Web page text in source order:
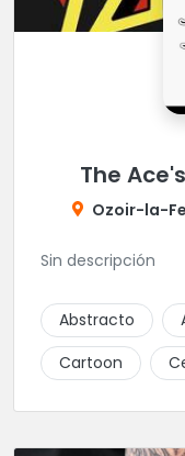
The
Ozoir-la-
Sin descripción
Abstracto
Cartoon